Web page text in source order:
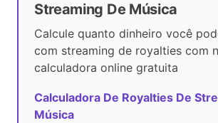
Streaming De Música
Calcule quanto dinheiro você
com streaming de royalties com
calculadora online gratuita
Calculadora De Royalties De
Música